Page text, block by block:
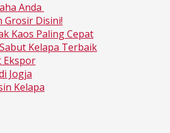
Anda
Grosir Disini!
Kaos Paling Cepat
Kelapa Terbaik
Ekspor
Jogja
Kelapa